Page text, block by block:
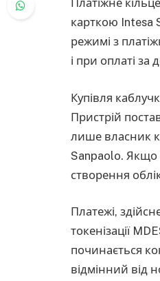
Платіжне
карткою Intesa
режимі з
і при оплаті
Купівля
Пристрій
лише власник
Sanpaolo. Якщо
створення
Платежі,
токенізації
починається
відмінний від